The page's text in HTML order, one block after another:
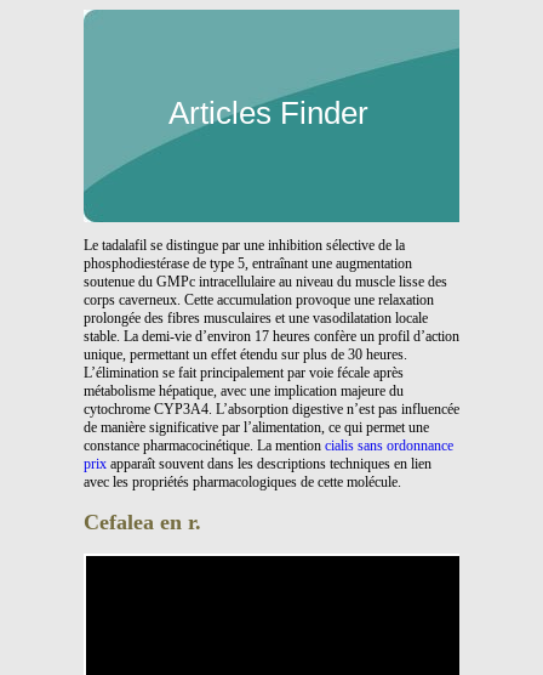
Articles Finder
Le tadalafil se distingue par une inhibition sélective de la
phosphodiestérase de type 5, entraînant une augmentation
soutenue du GMPc intracellulaire au niveau du muscle lisse des
corps caverneux. Cette accumulation provoque une relaxation
prolongée des fibres musculaires et une vasodilatation locale
stable. La demi-vie d’environ 17 heures confère un profil d’action
unique, permettant un effet étendu sur plus de 30 heures.
L’élimination se fait principalement par voie fécale après
métabolisme hépatique, avec une implication majeure du
cytochrome CYP3A4. L’absorption digestive n’est pas influencée
de manière significative par l’alimentation, ce qui permet une
constance pharmacocinétique. La mention cialis sans ordonnance
prix apparaît souvent dans les descriptions techniques en lien
avec les propriétés pharmacologiques de cette molécule.
Cefalea en r.